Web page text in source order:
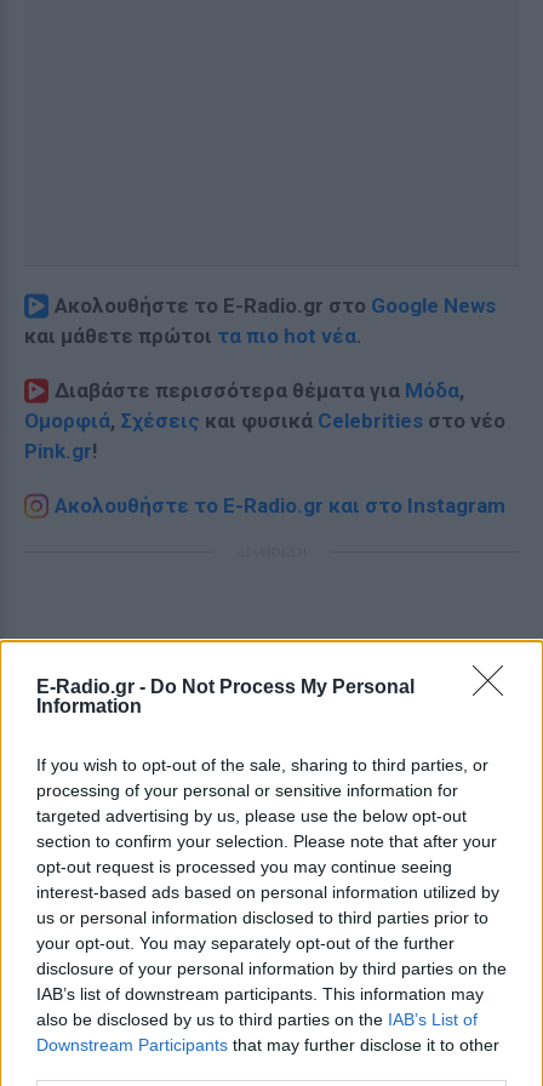
E-Radio.gr - Do Not Process My Personal
Information
If you wish to opt-out of the sale, sharing to third parties, or
processing of your personal or sensitive information for
targeted advertising by us, please use the below opt-out
section to confirm your selection. Please note that after your
opt-out request is processed you may continue seeing
interest-based ads based on personal information utilized by
us or personal information disclosed to third parties prior to
your opt-out. You may separately opt-out of the further
disclosure of your personal information by third parties on the
IAB’s list of downstream participants. This information may
also be disclosed by us to third parties on the IAB’s List of
Downstream Participants that may further disclose it to other
Ακολουθήστε το E-Radio.gr στο Google News
και μάθετε πρώτοι τα πιο hot νέα.
Διαβάστε περισσότερα θέματα για Μόδα,
Ομορφιά, Σχέσεις και φυσικά Celebrities στο νέο
Pink.gr!
Ακολουθήστε το E-Radio.gr και στο Instagram